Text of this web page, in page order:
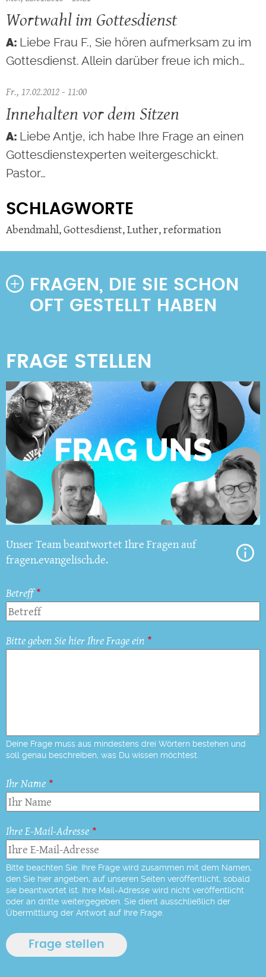
Wortwahl im Gottesdienst
Liebe Frau F., Sie hören aufmerksam zu im
Gottesdienst. Allein darüber freue ich mich…
Fr., 17.02.2012 - 11:00
Innehalten vor dem Sitzen
Liebe Antje, ich habe Ihre Frage an einen
Gottesdienstexperten weitergeschickt.
Pastor…
SCHLAGWORTE
Abendmahl,Gottesdienst,Luther,reformation
FRAGEN, DIE SIE SCHON
OFT GESTELLT HABEN
Unser Team beantwortet Ihre Fragen auf
fragen.evangelisch.de.
Betreff
Bitte geben Sie hier Ihre Frage ein
Deine Frage muss aus mindestens drei Wörtern bestehen und
soll genau beschreiben, was Du wissen möchtest.
Ihr Name
Ihre E-Mail-Adresse
Bitte beachten Sie: Ihre Frage wird zusammen mit dem Namen,
den Sie hier angeben, auf unseren Seiten veröffentlicht, sobald
sie beantwortet ist. Ihre Mail-Adresse wird nicht veröffentlicht
oder an dritte weitergegeben. Sie dient ausschließlich der
Übermittlung der Antwort auf Ihre Frage.